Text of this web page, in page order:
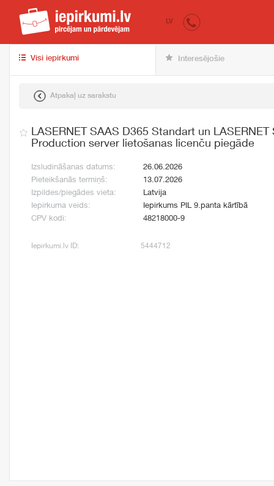
iepirkumi.lv
LV
Visi iepirkumi Interesējošie
Atpakaļ uz sarakstu
LASERNET SAAS D365 Standart un
Production server lietošanas licenču piegāde
Izsludināšanas datums:
26.06.2026
Pieteikšanās termiņš:
13.07.2026
Izpildes/piegādes vieta:
Latvija
Iepirkuma veids:
Iepirkums PIL 9.panta kārtībā
CPV kodi:
48218000-9
Iepirkumi.lv ID: 5444712